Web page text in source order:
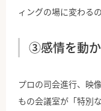
ィングの場に変わるの
③感情を動
プロの司会進行、映
もの会議室が「特別